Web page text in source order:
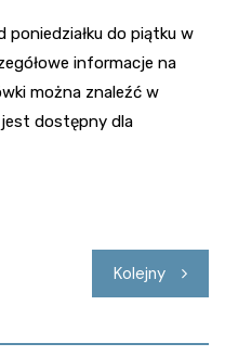
poniedziałku do piątku w
informacje na
można znaleźć w
dostępny dla
Kolejny